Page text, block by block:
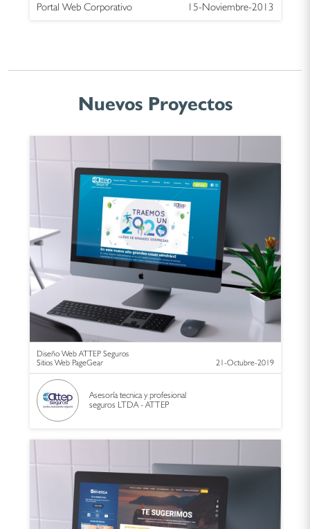
Portal Web Corporativo 15-Noviembre-2013
Nuevos Proyectos
Diseño Web ATTEP Seguros
Sitios Web PageGear
21-Octubre-2019
Asesoría tecnica y profesional
seguros LTDA - ATTEP